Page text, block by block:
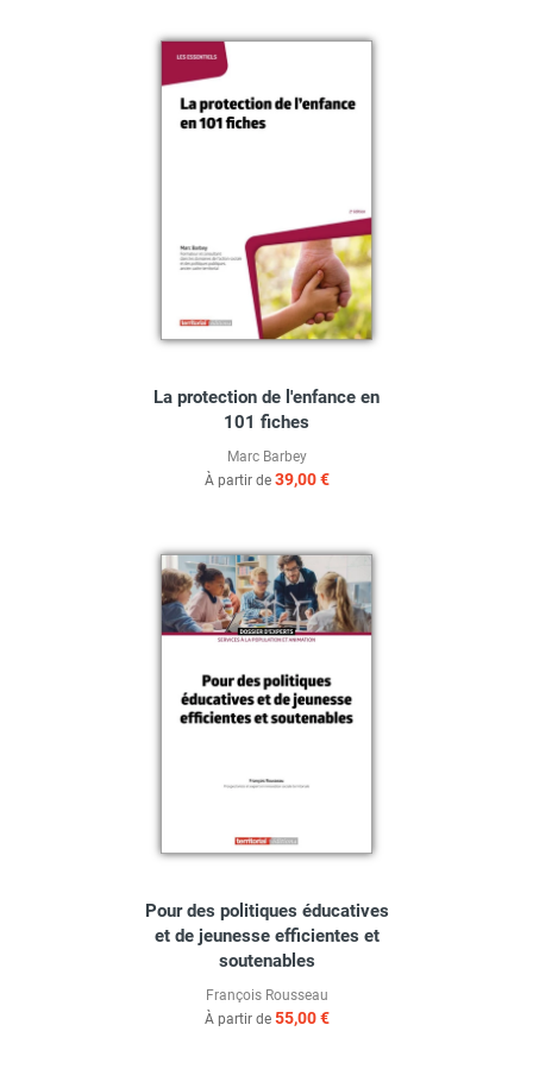
La protection de l'enfance en
101 fiches
Marc Barbey
À partir de 39,00 €
Pour des politiques éducatives
et de jeunesse efficientes et
soutenables
François Rousseau
À partir de 55,00 €